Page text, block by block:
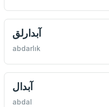
آبدارلق
abdarlık
آبدال
abdal